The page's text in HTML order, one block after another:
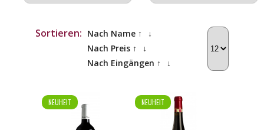
Sortieren: Nach Name ↑
↓
Nach Preis ↑
↓
Nach Eingängen ↑
↓
NEUHEIT NEUHEIT